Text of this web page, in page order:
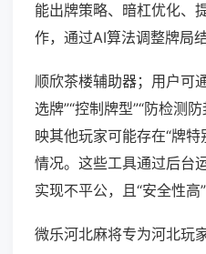
能出牌策略、暗杠优化、
作，通过AI算法调整牌局
顺欣茶楼辅助器；用户可
选牌”“控制牌型”“防检测
映其他玩家可能存在“牌特
情况。这些工具通过后台
实现不平公，且“安全性高
微乐河北麻将专为河北玩